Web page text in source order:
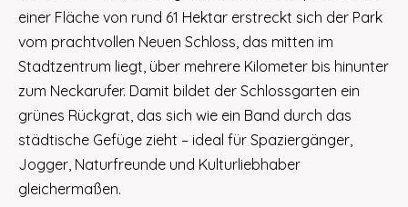
einer Fläche von rund 61 Hektar erstreckt sich der Park
vom prachtvollen Neuen Schloss, das mitten im
Stadtzentrum liegt, über mehrere Kilometer bis hinunter
zum Neckarufer. Damit bildet der Schlossgarten ein
grünes Rückgrat, das sich wie ein Band durch das
städtische Gefüge zieht – ideal für Spaziergänger,
Jogger, Naturfreunde und Kulturliebhaber
gleichermaßen.